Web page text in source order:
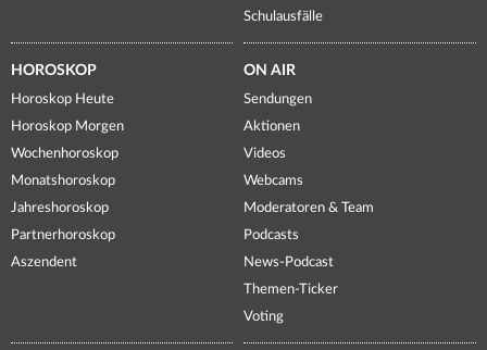
Schulausfälle
HOROSKOP
Horoskop Heute
Horoskop Morgen
Wochenhoroskop
Monatshoroskop
Jahreshoroskop
Partnerhoroskop
Aszendent
ON AIR
Sendungen
Aktionen
Videos
Webcams
Moderatoren & Team
Podcasts
News-Podcast
Themen-Ticker
Voting